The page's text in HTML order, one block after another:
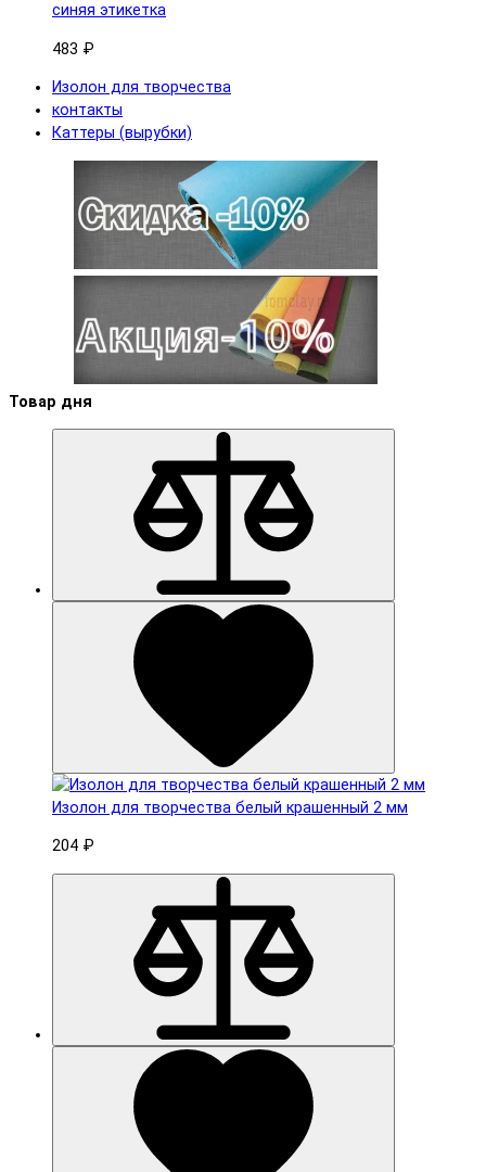
синяя этикетка
483 ₽
Изолон для творчества
контакты
Каттеры (вырубки)
Товар дня
Изолон для творчества белый крашенный 2 мм
204 ₽